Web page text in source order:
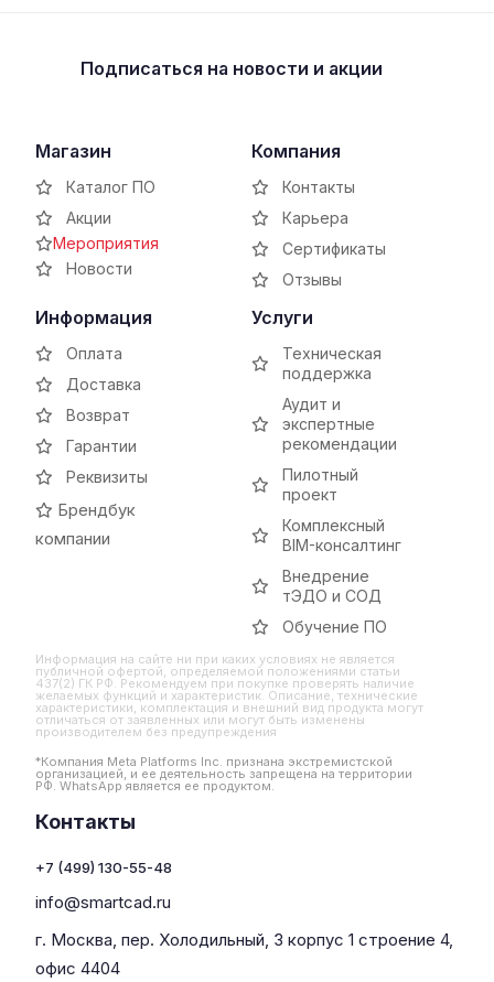
Подписаться на новости и акции
Магазин
Каталог ПО
Акции
Мероприятия
Новости
Компания
Контакты
Карьера
Сертификаты
Отзывы
Информация
Оплата
Доставка
Возврат
Гарантии
Реквизиты
Брендбук
компании
Услуги
Техническая
поддержка
Аудит и
экспертные
рекомендации
Пилотный
проект
Комплексный
BIM-консалтинг
Внедрение
тЭДО и СОД
Обучение ПО
Информация на сайте ни при каких условиях не является
публичной офертой, определяемой положениями статьи
437(2) ГК РФ. Рекомендуем при покупке проверять наличие
желаемых функций и характеристик. Описание, технические
характеристики, комплектация и внешний вид продукта могут
отличаться от заявленных или могут быть изменены
производителем без предупреждения
*Компания Meta Platforms Inc. признана экстремистской
организацией, и ее деятельность запрещена на территории
РФ. WhatsApp является ее продуктом.
Контакты
+7 (499) 130-55-48
info@smartcad.ru
г. Москва, пер. Холодильный, 3 корпус 1 строение 4,
офис 4404